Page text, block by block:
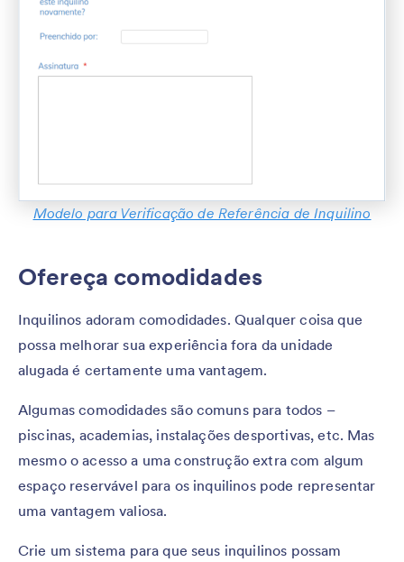
Modelo para Verificação de Referência de Inquilino
Ofereça comodidades
Inquilinos adoram comodidades. Qualquer coisa que
possa melhorar sua experiência fora da unidade
alugada é certamente uma vantagem.
Algumas comodidades são comuns para todos –
piscinas, academias, instalações desportivas, etc. Mas
mesmo o acesso a uma construção extra com algum
espaço reservável para os inquilinos pode representar
uma vantagem valiosa.
Crie um sistema para que seus inquilinos possam